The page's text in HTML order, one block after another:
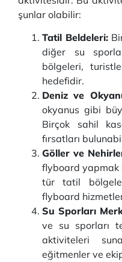
şunlar olabilir:
Tatil Beldeleri:
diğer su
bölgeleri,
hedefidir.
Deniz ve
okyanus gibi
Birçok sahil
fırsatları
Göller ve
flyboard yapmak
tür tatil
flyboard
Su Sporları
ve su sporları
aktiviteleri
eğitmenler ve